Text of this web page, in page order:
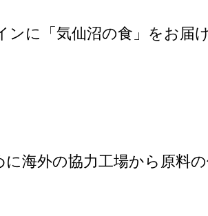
に「気仙沼の食」をお届
海外の協力工場から原料